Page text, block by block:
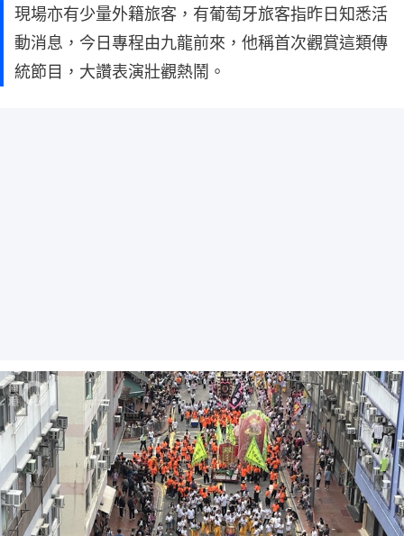
現場亦有少量外籍旅客，有葡萄牙旅客指昨日知悉活
動消息，今日專程由九龍前來，他稱首次觀賞這類傳
統節目，大讚表演壯觀熱鬧。